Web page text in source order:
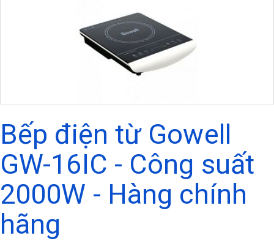
Bếp điện từ Gowell
GW-16IC - Công suất
2000W - Hàng chính
hãng